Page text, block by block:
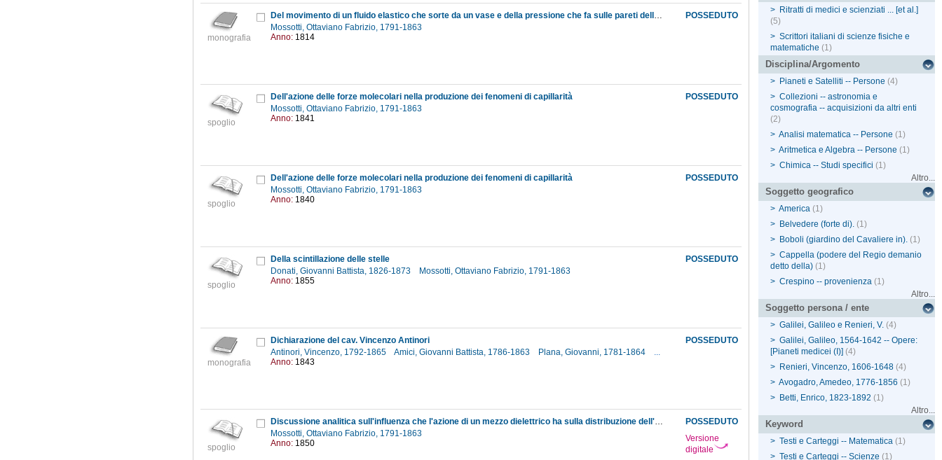
monografia
POSSEDUTO
Del movimento di un fluido elastico che sorte da un vase e della pressione che fa sulle pareti dello stesso
Mossotti, Ottaviano Fabrizio, 1791-1863
Anno: 1814
spoglio
POSSEDUTO
Dell'azione delle forze molecolari nella produzione dei fenomeni di capillarità
Mossotti, Ottaviano Fabrizio, 1791-1863
Anno: 1841
spoglio
POSSEDUTO
Dell'azione delle forze molecolari nella produzione dei fenomeni di capillarità
Mossotti, Ottaviano Fabrizio, 1791-1863
Anno: 1840
spoglio
POSSEDUTO
Della scintillazione delle stelle
Donati, Giovanni Battista, 1826-1873
Mossotti, Ottaviano Fabrizio, 1791-1863
Anno: 1855
monografia
POSSEDUTO
Dichiarazione del cav. Vincenzo Antinori
Antinori, Vincenzo, 1792-1865
Amici, Giovanni Battista, 1786-1863 Plana, Giovanni, 1781-1864
...
Anno: 1843
spoglio
POSSEDUTO
Versione
digitale
Discussione analitica sull'influenza che l'azione di un mezzo dielettrico ha sulla distribuzione dell'elettricità alla superficie di più corpi elettrici disseminati in esso
Mossotti, Ottaviano Fabrizio, 1791-1863
Anno: 1850
> Ritratti di medici e scienziati ... [et al.]
(5)
> Scrittori italiani di scienze fisiche e
matematiche (1)
Disciplina/Argomento
> Pianeti e Satelliti -- Persone (4)
> Collezioni -- astronomia e
cosmografia -- acquisizioni da altri enti
(2)
> Analisi matematica -- Persone (1)
> Aritmetica e Algebra -- Persone (1)
> Chimica -- Studi specifici (1)
Altro...
Soggetto geografico
> America (1)
> Belvedere (forte di). (1)
> Boboli (giardino del Cavaliere in). (1)
> Cappella (podere del Regio demanio
detto della) (1)
> Crespino -- provenienza (1)
Altro...
Soggetto persona / ente
> Galilei, Galileo e Renieri, V. (4)
> Galilei, Galileo, 1564-1642 -- Opere:
[Pianeti medicei (I)] (4)
> Renieri, Vincenzo, 1606-1648 (4)
> Avogadro, Amedeo, 1776-1856 (1)
> Betti, Enrico, 1823-1892 (1)
Altro...
Keyword
> Testi e Carteggi -- Matematica (1)
> Testi e Carteggi -- Scienze (1)